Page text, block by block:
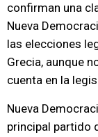
confirman una
Nueva
las elecciones
Grecia, aunque
cuenta en la
Nueva
principal partido